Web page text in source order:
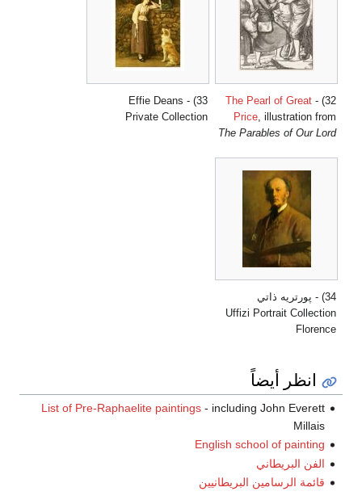
32) -
The Pearl of Great
Price , illustration from
The Parables of Our Lord
33) - Effie Deans
Private Collection
34) - پورتريه ذاتي
Uffizi Portrait Collection
Florence
انظر أيضاً
List of Pre-Raphaelite paintings- including John Everett
Millais
English school of painting
الفن البريطاني
قائمة الرسامين البريطانيين